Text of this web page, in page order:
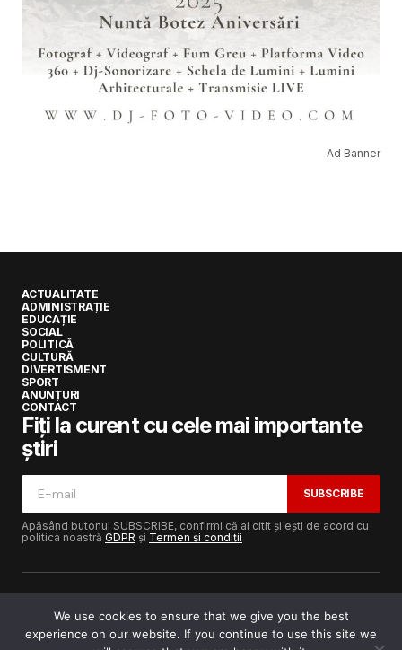
Ad Banner
ACTUALITATE
ADMINISTRAȚIE
EDUCAȚIE
SOCIAL
POLITICĂ
CULTURĂ
DIVERTISMENT
SPORT
ANUNȚURI
CONTACT
Fiți la curent cu cele mai importante
știri
SUBSCRIBE
Apăsând butonul SUBSCRIBE, confirmi că ai citit și ești de acord cu
politica noastră GDPR și Termen și condiții
Copyright © 2017-2025Lugojeanul.ro· Toate drepturile
We use cookies to ensure that we give you the best
experience on our website. If you continue to use this site we